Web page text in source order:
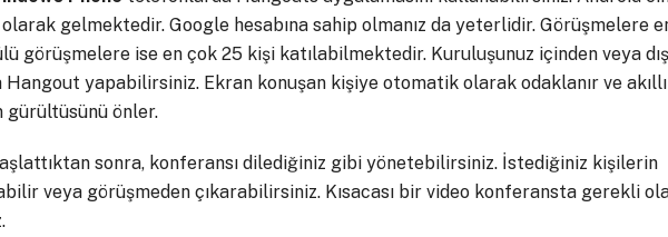
gelmektedir. Google hesabına sahip olmanız da yeterlidir. Görüşmelere
görüşmelere ise en çok 25 kişi katılabilmektedir. Kuruluşunuz içinden veya
Hangout yapabilirsiniz. Ekran konuşan kişiye otomatik olarak odaklanır ve
önler.
sonra, konferansı dilediğiniz gibi yönetebilirsiniz. İstediğiniz kişilerin
veya görüşmeden çıkarabilirsiniz. Kısacası bir video konferansta gerekli